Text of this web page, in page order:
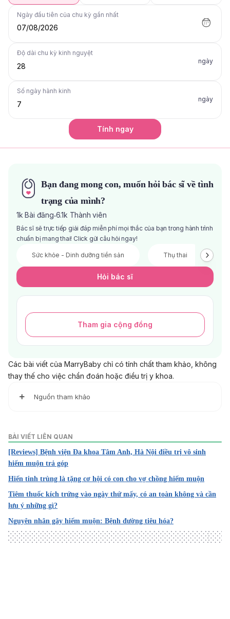
Ngày đầu tiên của chu kỳ gần nhất
07/08/2026
Độ dài chu kỳ kinh nguyệt
ngày
Số ngày hành kinh
ngày
Tính ngay
Bạn đang mong con, muốn hỏi bác sĩ về tình
trạng của mình?
1k Bài đăng·6.1k Thành viên
Bác sĩ sẽ trực tiếp giải đáp miễn phí mọi thắc của bạn trong hành trình
chuẩn bị mang thai! Click gửi câu hỏi ngay!
Sức khỏe - Dinh dưỡng tiền sản Thụ thai
Hỏi bác sĩ
Tham gia cộng đồng
Các bài viết của MarryBaby chỉ có tính chất tham khảo, không
thay thế cho việc chẩn đoán hoặc điều trị y khoa.
Nguồn tham khảo
diagnosis-treatment/drc-20354322
https://www.nhs.uk/conditions/infertility/diagnosis/
BÀI VIẾT LIÊN QUAN
[Reviews] Bệnh viện Đa khoa Tâm Anh, Hà Nội điều trị vô sinh
hiếm muộn trả góp
Hiến tinh trùng là tặng cơ hội có con cho vợ chồng hiếm muộn
Tiêm thuốc kích trứng vào ngày thứ mấy, có an toàn không và cần
lưu ý những gì?
Nguyên nhân gây hiếm muộn: Bệnh đường tiêu hóa?